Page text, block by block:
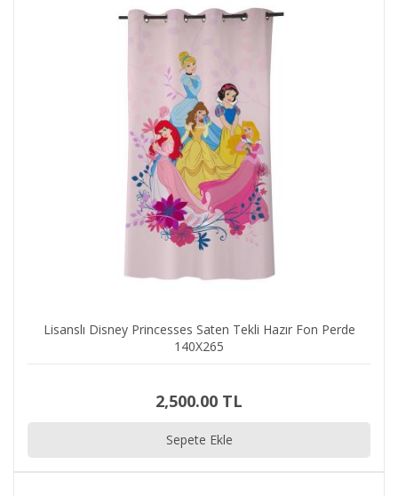
Montaj Aparatı - 6 cm
Plastik Zincir
Lisanslı Disney Princesses Saten Tekli Hazır Fon Perde
140X265
2,500.00 TL
Sepete Ekle